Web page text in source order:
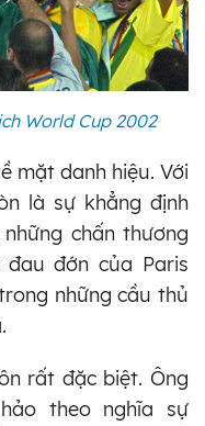
World Cup 2002
mặt danh hiệu. Với
là sự khẳng định
chấn thương
đớn của Paris
những cầu thủ
rất đặc biệt. Ông
theo nghĩa sự